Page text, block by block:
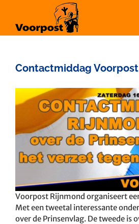
inhoud
Contactmiddag
Bekijk
grotere
afbeelding
Voorpost Rijnmond organiseert
Met een tweetal interessante
over de Prinsenvlag. De tweede is